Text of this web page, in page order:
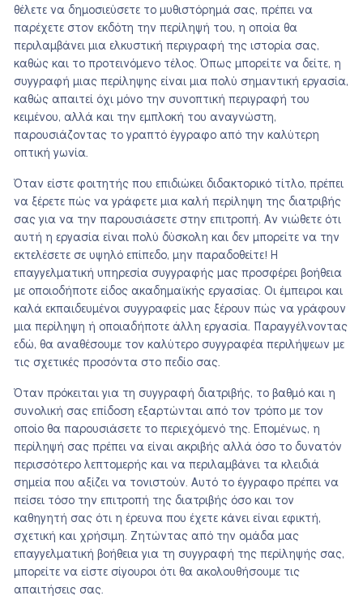
θέλετε να δημοσιεύσετε το μυθιστόρημά σας, πρέπει να
παρέχετε στον εκδότη την περίληψή του, η οποία θα
περιλαμβάνει μια ελκυστική περιγραφή της ιστορία σας,
καθώς και το προτεινόμενο τέλος. Όπως μπορείτε να δείτε, η
συγγραφή μιας περίληψης είναι μια πολύ σημαντική εργασία,
καθώς απαιτεί όχι μόνο την συνοπτική περιγραφή του
κειμένου, αλλά και την εμπλοκή του αναγνώστη,
παρουσιάζοντας το γραπτό έγγραφο από την καλύτερη
οπτική γωνία.
Όταν είστε φοιτητής που επιδιώκει διδακτορικό τίτλο, πρέπει
να ξέρετε πώς να γράφετε μια καλή περίληψη της διατριβής
σας για να την παρουσιάσετε στην επιτροπή. Αν νιώθετε ότι
αυτή η εργασία είναι πολύ δύσκολη και δεν μπορείτε να την
εκτελέσετε σε υψηλό επίπεδο, μην παραδοθείτε! Η
επαγγελματική υπηρεσία συγγραφής μας προσφέρει βοήθεια
με οποιοδήποτε είδος ακαδημαϊκής εργασίας. Οι έμπειροι και
καλά εκπαιδευμένοι συγγραφείς μας ξέρουν πώς να γράφουν
μια περίληψη ή οποιαδήποτε άλλη εργασία. Παραγγέλνοντας
εδώ, θα αναθέσουμε τον καλύτερο συγγραφέα περιλήψεων με
τις σχετικές προσόντα στο πεδίο σας.
Όταν πρόκειται για τη συγγραφή διατριβής, το βαθμό και η
συνολική σας επίδοση εξαρτώνται από τον τρόπο με τον
οποίο θα παρουσιάσετε το περιεχόμενό της. Επομένως, η
περίληψή σας πρέπει να είναι ακριβής αλλά όσο το δυνατόν
περισσότερο λεπτομερής και να περιλαμβάνει τα κλειδιά
σημεία που αξίζει να τονιστούν. Αυτό το έγγραφο πρέπει να
πείσει τόσο την επιτροπή της διατριβής όσο και τον
καθηγητή σας ότι η έρευνα που έχετε κάνει είναι εφικτή,
σχετική και χρήσιμη. Ζητώντας από την ομάδα μας
επαγγελματική βοήθεια για τη συγγραφή της περίληψής σας,
μπορείτε να είστε σίγουροι ότι θα ακολουθήσουμε τις
απαιτήσεις σας.